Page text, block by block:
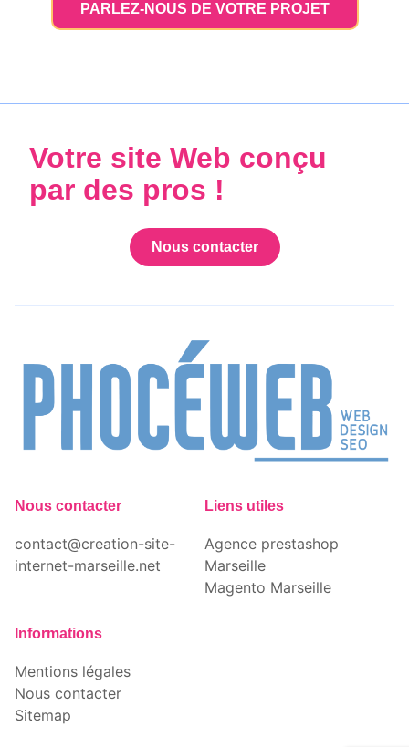
PARLEZ-NOUS DE VOTRE PROJET
Votre site Web conçu
par des pros !
Nous contacter
Nous contacter
contact@creation-site-
internet-marseille.net
Liens utiles
Agence prestashop
Marseille
Magento Marseille
Informations
Mentions légales
Nous contacter
Sitemap